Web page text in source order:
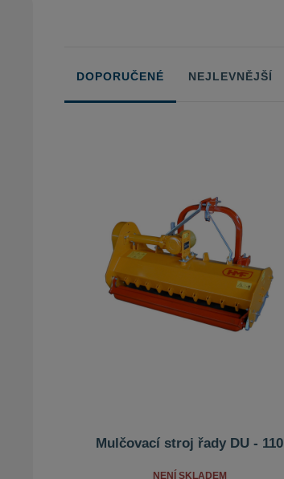
DOPORUČENÉ NEJLEVNĚJŠÍ
Mulčovací stroj řady DU - 110
NENÍ SKLADEM